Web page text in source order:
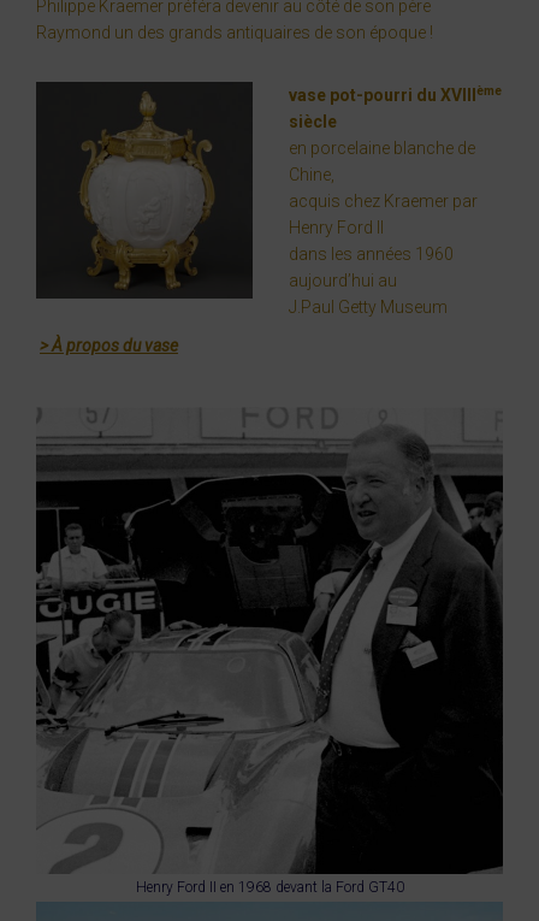
Philippe Kraemer préféra devenir au côté de son père
Raymond un des grands antiquaires de son époque !
vase pot-pourri du XVIII ème
siècle
en porcelaine blanche de
Chine,
acquis chez Kraemer par
Henry Ford II
dans les années 1960
aujourd’hui au
J.Paul Getty Museum
> À propos du vase
Henry Ford II en 1968 devant la Ford GT40